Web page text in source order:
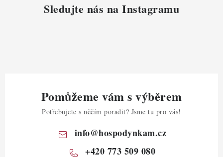
Sledujte nás na Instagramu
Pomůžeme vám s výběrem
Potřebujete s něčím poradit? Jsme tu pro vás!
info@hospodynkam.cz
+420 773 509 080